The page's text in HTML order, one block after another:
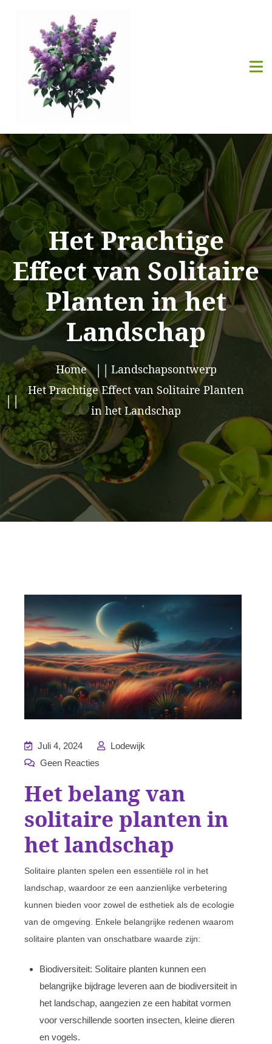
Het Prachtige
Effect van Solitaire
Planten in het
Landschap
Home
Landschapsontwerp
Het Prachtige Effect van Solitaire Planten
in het Landschap
Juli 4, 2024
Lodewijk
Geen Reacties
Het belang van
solitaire planten in
het landschap
Solitaire planten spelen een essentiële rol in het
landschap, waardoor ze een aanzienlijke verbetering
kunnen bieden voor zowel de esthetiek als de ecologie
van de omgeving. Enkele belangrijke redenen waarom
solitaire planten van onschatbare waarde zijn:
Biodiversiteit: Solitaire planten kunnen een
belangrijke bijdrage leveren aan de biodiversiteit in
het landschap, aangezien ze een habitat vormen
voor verschillende soorten insecten, kleine dieren
en vogels.